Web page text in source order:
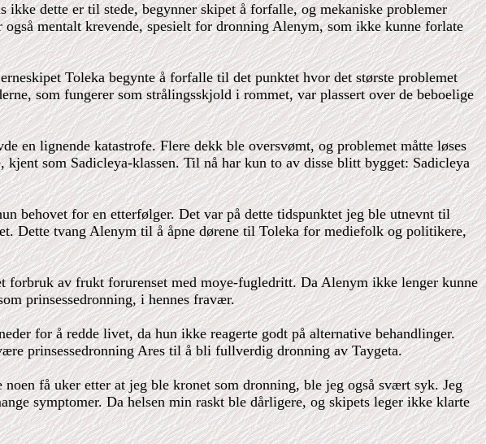
dette er til stede, begynner skipet å forfalle, og mekaniske problemer
mentalt krevende, spesielt for dronning Alenym, som ikke kunne forlate
Toleka begynte å forfalle til det punktet hvor det største problemet
som fungerer som strålingsskjold i rommet, var plassert over de beboelige
en lignende katastrofe. Flere dekk ble oversvømt, og problemet måtte løses
som Sadicleya-klassen. Til nå har kun to av disse blitt bygget: Sadicleya
behovet for en etterfølger. Det var på dette tidspunktet jeg ble utnevnt til
Dette tvang Alenym til å åpne dørene til Toleka for mediefolk og politikere,
av frukt forurenset med moye-fugledritt. Da Alenym ikke lenger kunne
prinsessedronning, i hennes fravær.
for å redde livet, da hun ikke reagerte godt på alternative behandlinger.
prinsessedronning Ares til å bli fullverdig dronning av Taygeta.
få uker etter at jeg ble kronet som dronning, ble jeg også svært syk. Jeg
symptomer. Da helsen min raskt ble dårligere, og skipets leger ikke klarte